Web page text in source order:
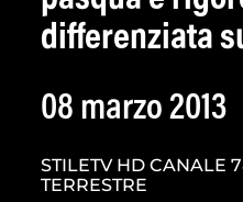
differenziata
08 marzo 2013
STILETV HD CANALE
TERRESTRE